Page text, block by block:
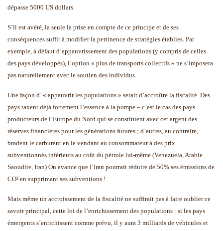
dépasse 5000 US dollars.
S’il est avéré, la seule la prise en compte de ce principe et de ses
conséquences suffit à modifier la pertinence de stratégies établies. Par
exemple, à défaut d’appauvrissement des populations (y compris de celles
des pays développés), l’option « plus de transports collectifs » ne s’imposera
pas naturellement avec le soutien des individus.
Une façon d’ « appauvrir les populations » serait d’accroître la fiscalité. Des
pays taxent déjà fortement l’essence à la pompe – c’est le cas des pays
producteurs de l’Europe du Nord qui se constituent avec cet argent des
réserves financières pour les générations futures ; d’autres, au contraire,
bradent le carburant en le vendant au consommateur à des prix
subventionnés inférieurs au coût du pétrole lui-même (Venezuela, Arabie
Saoudite, Iran) On avance que l’Iran pourrait réduire de 50% ses émissions de
CO² en supprimant ses subventions !
Mais même un accroissement de la fiscalité ne suffirait pas à faire oublier ce
savoir principal, cette loi de l’enrichissement des populations : si les pays
émergents s’enrichissent comme prévu, il y aura 3 milliards de véhicules et